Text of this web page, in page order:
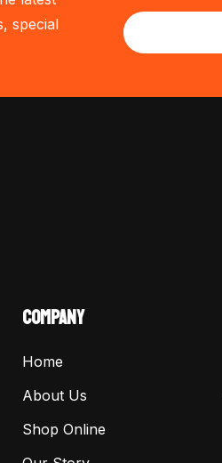
special
COMPANY
Home
About Us
Shop Online